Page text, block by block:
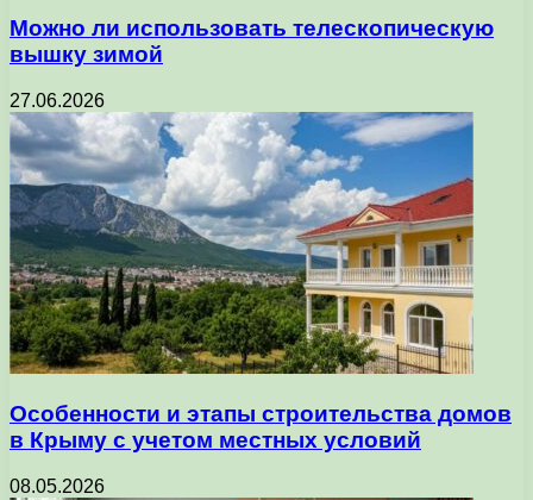
Можно ли использовать телескопическую
вышку зимой
27.06.2026
Особенности и этапы строительства домов
в Крыму с учетом местных условий
08.05.2026